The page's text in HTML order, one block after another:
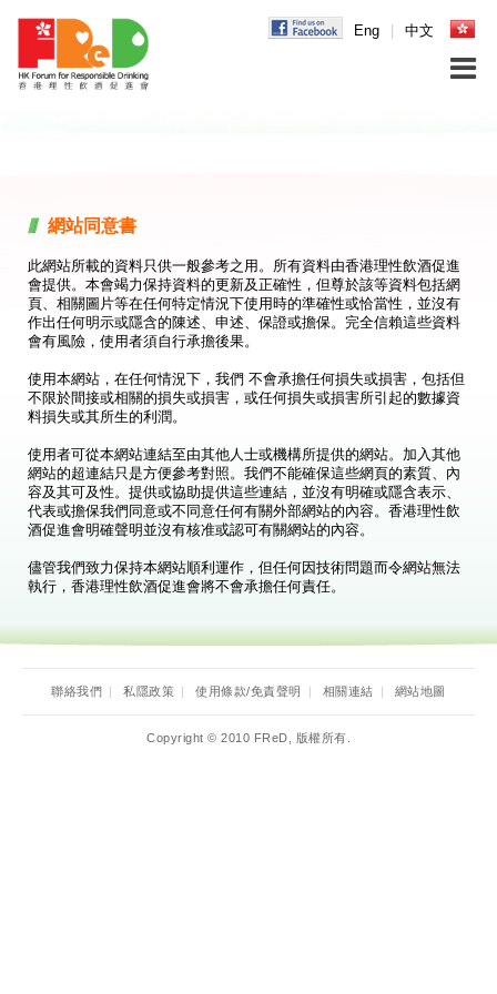
Eng 中文
網站同意書
此網站所載的資料只供一般參考之用。所有資料由香港理性飲酒促進
會提供。本會竭力保持資料的更新及正確性，但尊於該等資料包括網
頁、相關圖片等在任何特定情況下使用時的準確性或恰當性，並沒有
作出任何明示或隱含的陳述、申述、保證或擔保。完全信賴這些資料
會有風險，使用者須自行承擔後果。
使用本網站，在任何情況下，我們 不會承擔任何損失或損害，包括但
不限於間接或相關的損失或損害，或任何損失或損害所引起的數據資
料損失或其所生的利潤。
使用者可從本網站連結至由其他人士或機構所提供的網站。加入其他
網站的超連結只是方便參考對照。我們不能確保這些網頁的素質、內
容及其可及性。提供或協助提供這些連結，並沒有明確或隱含表示、
代表或擔保我們同意或不同意任何有關外部網站的內容。香港理性飲
酒促進會明確聲明並沒有核准或認可有關網站的內容。
儘管我們致力保持本網站順利運作，但任何因技術問題而令網站無法
執行，香港理性飲酒促進會將不會承擔任何責任。
聯絡我們 | 私隱政策 | 使用條款/免責聲明 | 相關連結 | 網站地圖
Copyright © 2010 FReD, 版權所有.